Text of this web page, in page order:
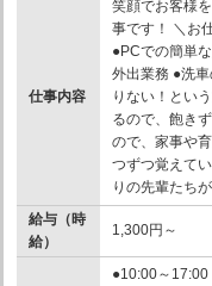
仕事内容
笑顔でお客様
事です！ ＼お
●PCでの簡単
外出業務 ●洗
りない！とい
るので、飽き
ので、家事や
つずつ覚えて
りの先輩たち
給与（時
給）
1,300円～
●10:00～